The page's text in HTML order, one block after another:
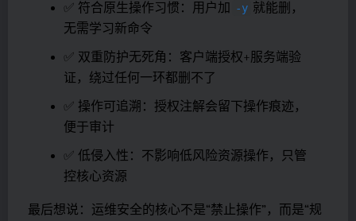
✅ 符合原生操作习惯：用户加 -y 就能删，
无需学习新命令
✅ 双重防护无死角：客户端授权+服务端验
证，绕过任何一环都删不了
✅ 操作可追溯：授权注解会留下操作痕迹，
便于审计
✅ 低侵入性：不影响低风险资源操作，只管
控核心资源
最后想说：运维安全的核心不是“禁止操作”，而是“规